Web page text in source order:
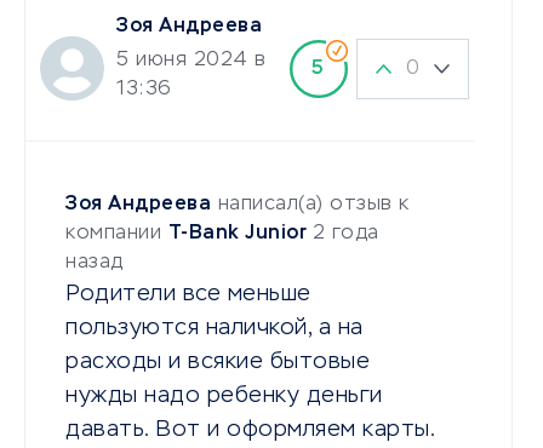
Зоя Андреева
5 июня 2024 в
13:36
5 0
Зоя Андреева написал(а) отзыв к
компании
T-Bank Junior 2 года
назад
Родители все меньше
пользуются наличкой, а на
расходы и всякие бытовые
нужды надо ребенку деньги
давать. Вот и оформляем карты.